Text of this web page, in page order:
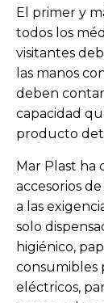
El primer y
todos los
visitantes
las manos
deben
capacidad
producto
Mar Plast
accesorios
a las
solo
higiénico,
consumibles
eléctricos,